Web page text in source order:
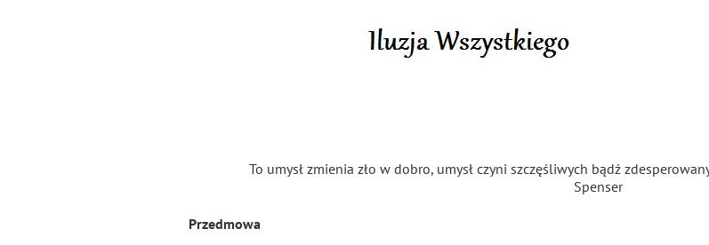
To umysł zmienia zło w dobro, umysł czyni szczęśliwych bądź
Spenser
Przedmowa